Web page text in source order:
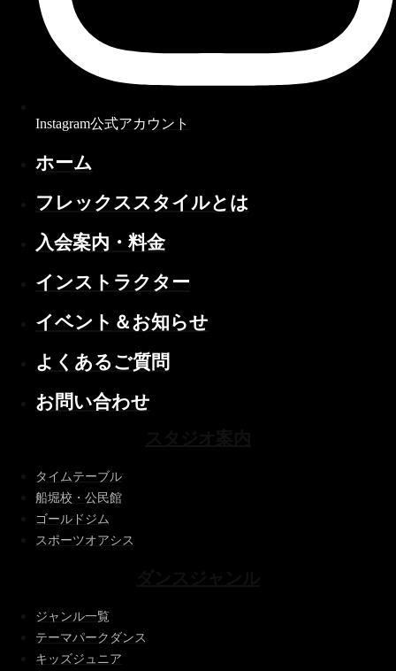
Instagram公式アカウント
ホーム
フレックススタイルとは
入会案内・料金
インストラクター
イベント＆お知らせ
よくあるご質問
お問い合わせ
タイムテーブル
船堀校・公民館
ゴールドジム
スポーツオアシス
ジャンル一覧
テーマパークダンス
キッズジュニア